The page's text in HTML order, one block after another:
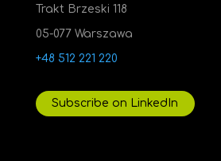
Trakt Brzeski 118
05-077 Warszawa
+48 512 221 220
Subscribe on LinkedIn